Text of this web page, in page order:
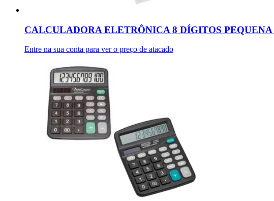
CALCULADORA ELETRÔNICA 8 DÍGITOS PEQUENA
Entre na sua conta para ver o preço de atacado